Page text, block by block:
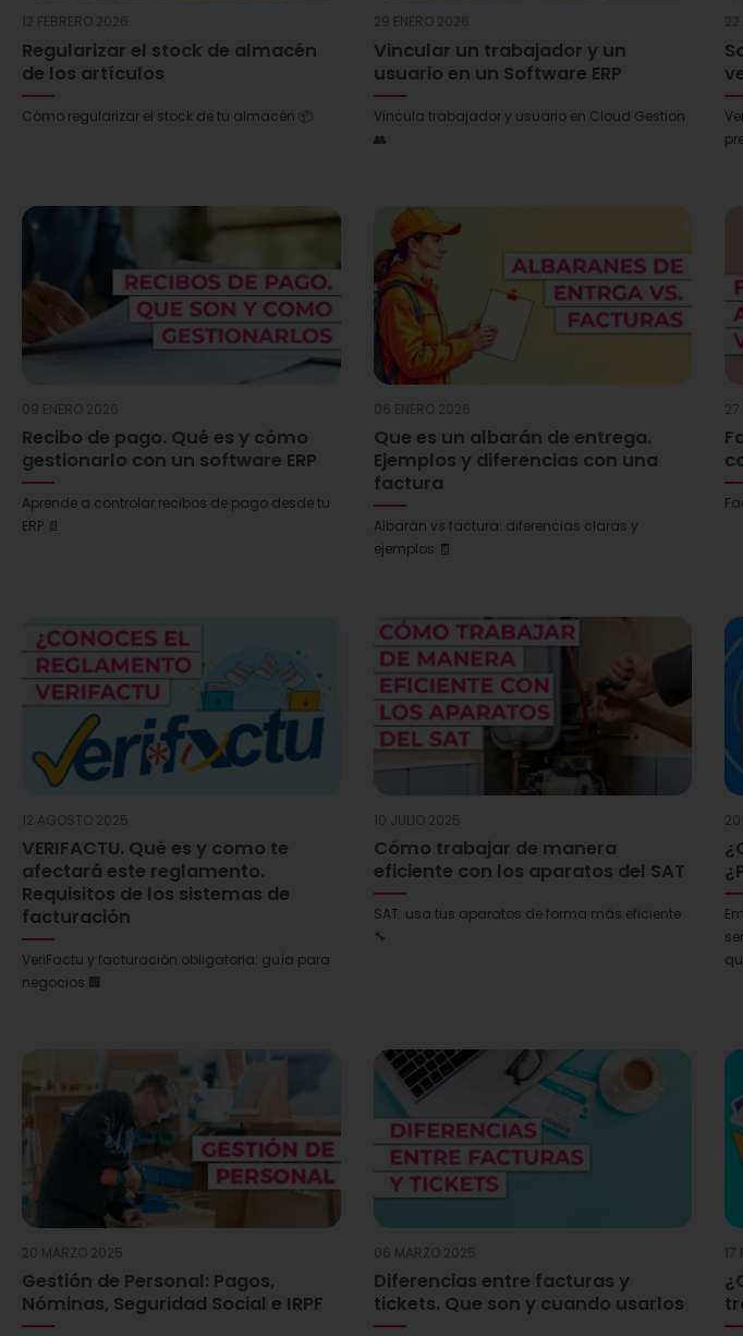
12 FEBRERO 2026
Regularizar el stock de almacén
de los artículos
Cómo regularizar el stock de tu almacén 📦
29 ENERO 2026
Vincular un trabajador y un
usuario en un Software ERP
Vincula trabajador y usuario en Cloud Gestion
👥
22
09 ENERO 2026
Recibo de pago. Qué es y cómo
gestionarlo con un software ERP
Aprende a controlar recibos de pago desde tu
ERP 📄
06 ENERO 2026
Que es un albarán de entrega.
Ejemplos y diferencias con una
factura
Albarán vs factura: diferencias claras y
ejemplos 🧾
12 AGOSTO 2025
VERIFACTU. Qué es y como te
afectará este reglamento.
Requisitos de los sistemas de
facturación
VeriFactu y facturación obligatoria: guía para
negocios 🏢
10 JULIO 2025
Cómo trabajar de manera
eficiente con los aparatos del SAT
SAT: usa tus aparatos de forma más eficiente
🔧
20 MARZO 2025
Gestión de Personal: Pagos,
Nóminas, Seguridad Social e IRPF
06 MARZO 2025
Diferencias entre facturas y
tickets. Que son y cuando usarlos
17